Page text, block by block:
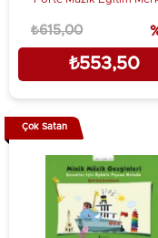
₺553,50
₺615,00
Çok Satan